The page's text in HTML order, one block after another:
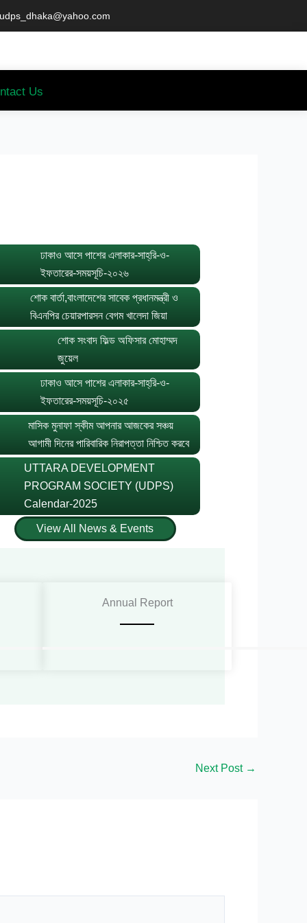
udps_dhaka@yahoo.com
Us
ঢাকাও আসে পাশের এলাকার-সাহ্‌রি-ও-
ইফতারের-সময়সূচি-২০২৬
শোক বার্তা,বাংলাদেশের সাবেক প্রধানমন্ত্রী ও
বিএনপির চেয়ারপারসন বেগম খালেদা জিয়া
শোক সংবাদ ফিল্ড অফিসার মোহাম্মদ
জুয়েল
ঢাকাও আসে পাশের এলাকার-সাহ্‌রি-ও-
ইফতারের-সময়সূচি-২০২৫
মাসিক মুনাফা স্কীম আপনার আজকের সঞ্চয়
আগামী দিনের পারিবারিক নিরাপত্তা নিশ্চিত করবে
UTTARA DEVELOPMENT
PROGRAM SOCIETY (UDPS)
Calendar-2025
View All News & Events
Annual Report
Next Post →